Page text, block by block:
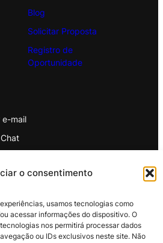
o consentimento
usamos tecnologias como
acessar informações do dispositivo. O
nos permitirá processar dados
ou IDs exclusivos neste site. Não
Blog
Solicitar Proposta
Registro de
Oportunidade
e-mail
e Devoluções